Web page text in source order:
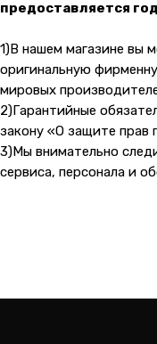
предоставляется
1)В нашем магазине вы
оригинальную
мировых
2)Гарантийные
закону «О защите прав
3)Мы внимательно
сервиса, персонала и